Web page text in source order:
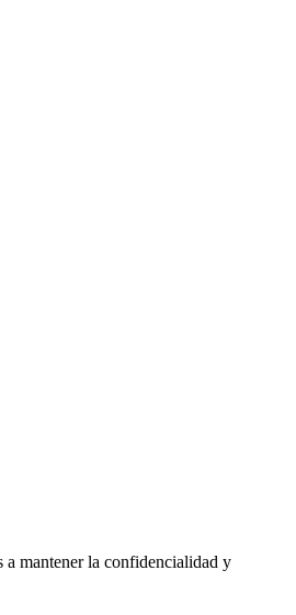
a mantener la confidencialidad y